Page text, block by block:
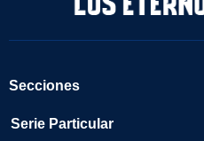
Secciones
Serie Particular